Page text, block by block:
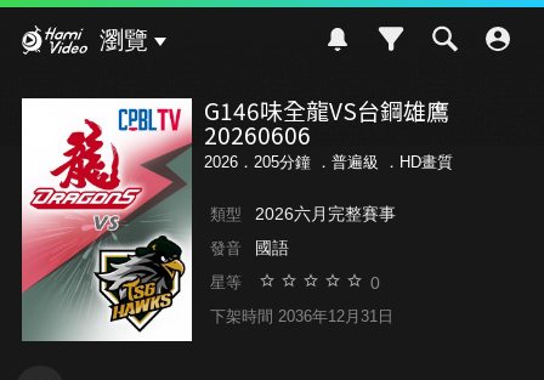
瀏覽
G146味全龍VS台鋼雄鷹
20260606
2026．205分鐘 ． 普遍級 ．HD畫質
類型 2026六月完整賽事
發音 國語
星等 0
下架時間 2036年12月31日